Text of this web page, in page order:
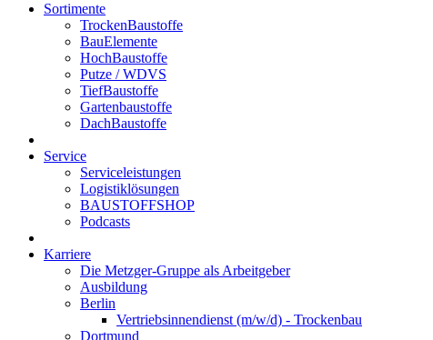
Sortimente
TrockenBaustoffe
BauElemente
HochBaustoffe
Putze / WDVS
TiefBaustoffe
Gartenbaustoffe
DachBaustoffe
Service
Serviceleistungen
Logistiklösungen
BAUSTOFFSHOP
Podcasts
Karriere
Die Metzger-Gruppe als Arbeitgeber
Ausbildung
Berlin
Vertriebsinnendienst (m/w/d) - Trockenbau
Dortmund